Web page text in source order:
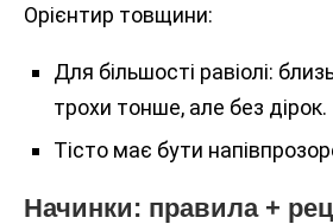
Орієнтир товщини:
Для більшості равіолі:
трохи тонше, але без дірок.
Тісто має бути
Начинки: правила +